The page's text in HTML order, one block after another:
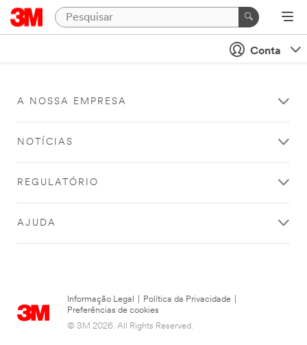
Conta
A NOSSA EMPRESA
NOTÍCIAS
REGULATÓRIO
AJUDA
Informação Legal Política da Privacidade
Preferências de cookies
© 3M 2026. All Rights Reserved.